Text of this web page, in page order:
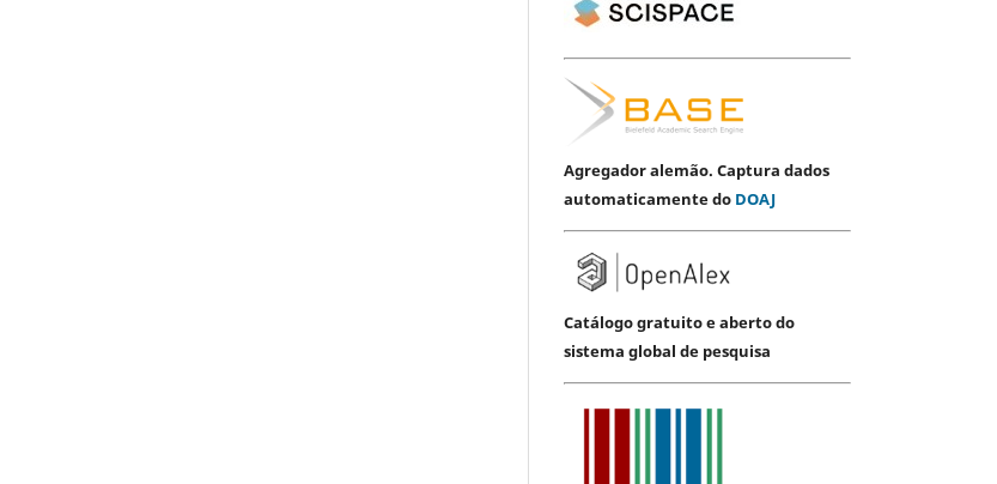
Agregador alemão. Captura dados
automaticamente do DOAJ
Catálogo gratuito e aberto do
sistema global de pesquisa